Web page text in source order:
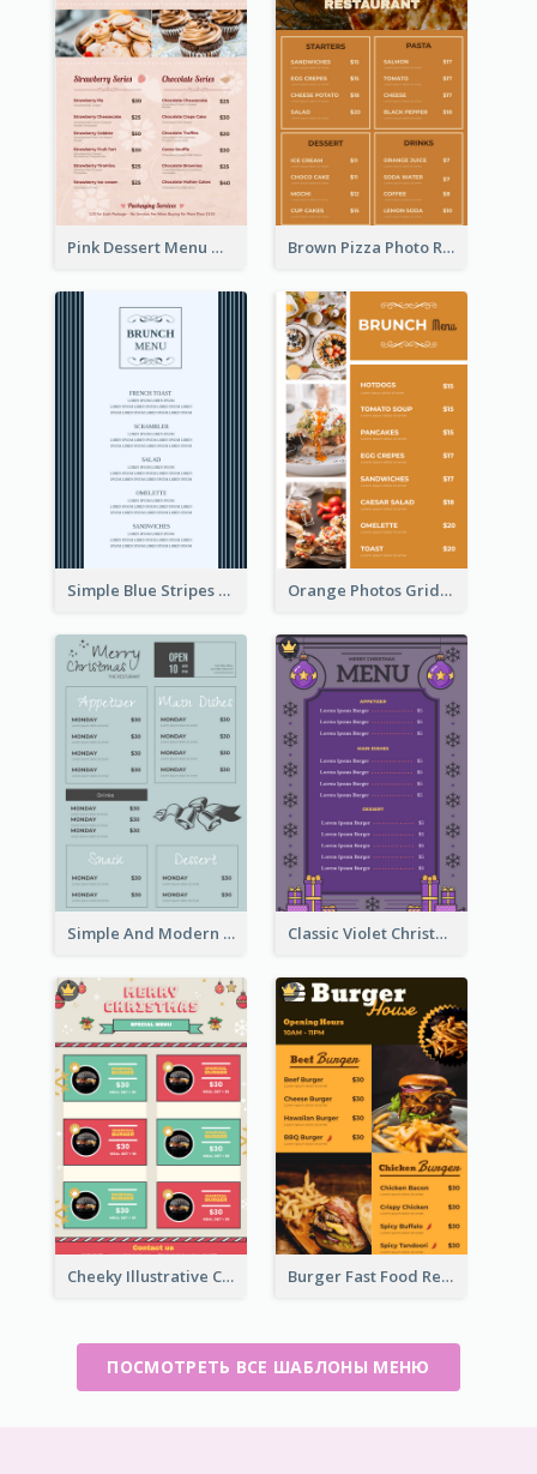
Pink Dessert Menu With Two Column Brown Pizza Photo Restaurant Menu
Simple Blue Stripes Patterns Brunch Menu Orange Photos Grids Brunch Menu
Simple And Modern Christmas Menu Design Template Classic Violet Christmas Decor Menu Design Idea
Cheeky Illustrative Christmas Celebration Menu Design Burger Fast Food Restaurant Menu Design
ПОСМОТРЕТЬ ВСЕ ШАБЛОНЫ МЕНЮ